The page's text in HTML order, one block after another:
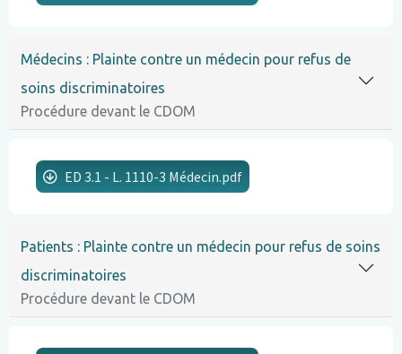
Médecins : Plainte contre un médecin pour refus de
soins discriminatoires
Procédure devant le CDOM
ED 3.1 - L. 1110-3 Médecin.pdf
Patients : Plainte contre un médecin pour refus de soins
discriminatoires
Procédure devant le CDOM